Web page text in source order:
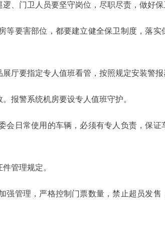
门卫人员要坚守岗位，尽职尽责，做好保
要害部位，都要建立健全保卫制度，落实
要指定专人值班看管，按照规定安装警报
报警系统机房要设专人值班守护。
日常使用的车辆，必须有专人负责，保证
管理规定。
管理，严格控制门票数量，禁止超员发售